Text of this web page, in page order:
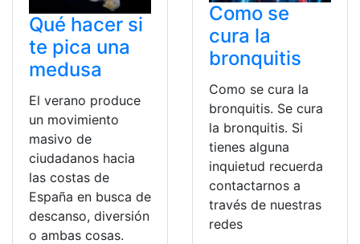
Qué hacer si
te pica una
medusa
El verano produce
un movimiento
masivo de
ciudadanos hacia
las costas de
España en busca de
descanso, diversión
o ambas cosas.
Como se
cura la
bronquitis
Como se cura la
bronquitis. Se cura
la bronquitis. Si
tienes alguna
inquietud recuerda
contactarnos a
través de nuestras
redes